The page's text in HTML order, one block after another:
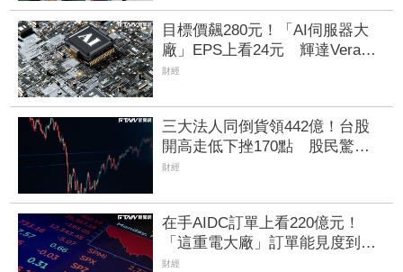
目標價飆280元！「AI伺服器大
廠」EPS上看24元 輝達Vera
Rubin、超微Helios量產營運爆發
財經
三大法人同倒貨領442億！台股
開高走低下挫170點 股民驚：
大哥你怎麼逃了
財經
在手AIDC訂單上看220億元！
「這重電大廠」訂單能見度到
2029年 領士電共喊：產業5年
財經